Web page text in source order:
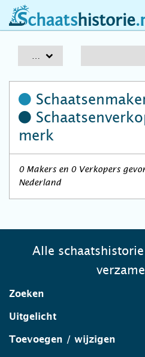
schaatshistorie.nl
merk
0 Makers en 0 Verkopers
Nederland
Alle
Zoeken
Uitgelicht
Toevoegen / wijzigen